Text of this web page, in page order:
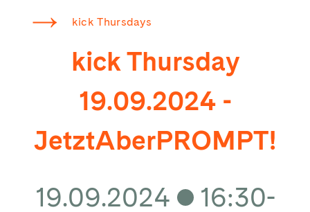
kick Thursdays
kick Thursday
19.09.2024 -
JetztAberPROMPT!
19.09.2024
16:30-